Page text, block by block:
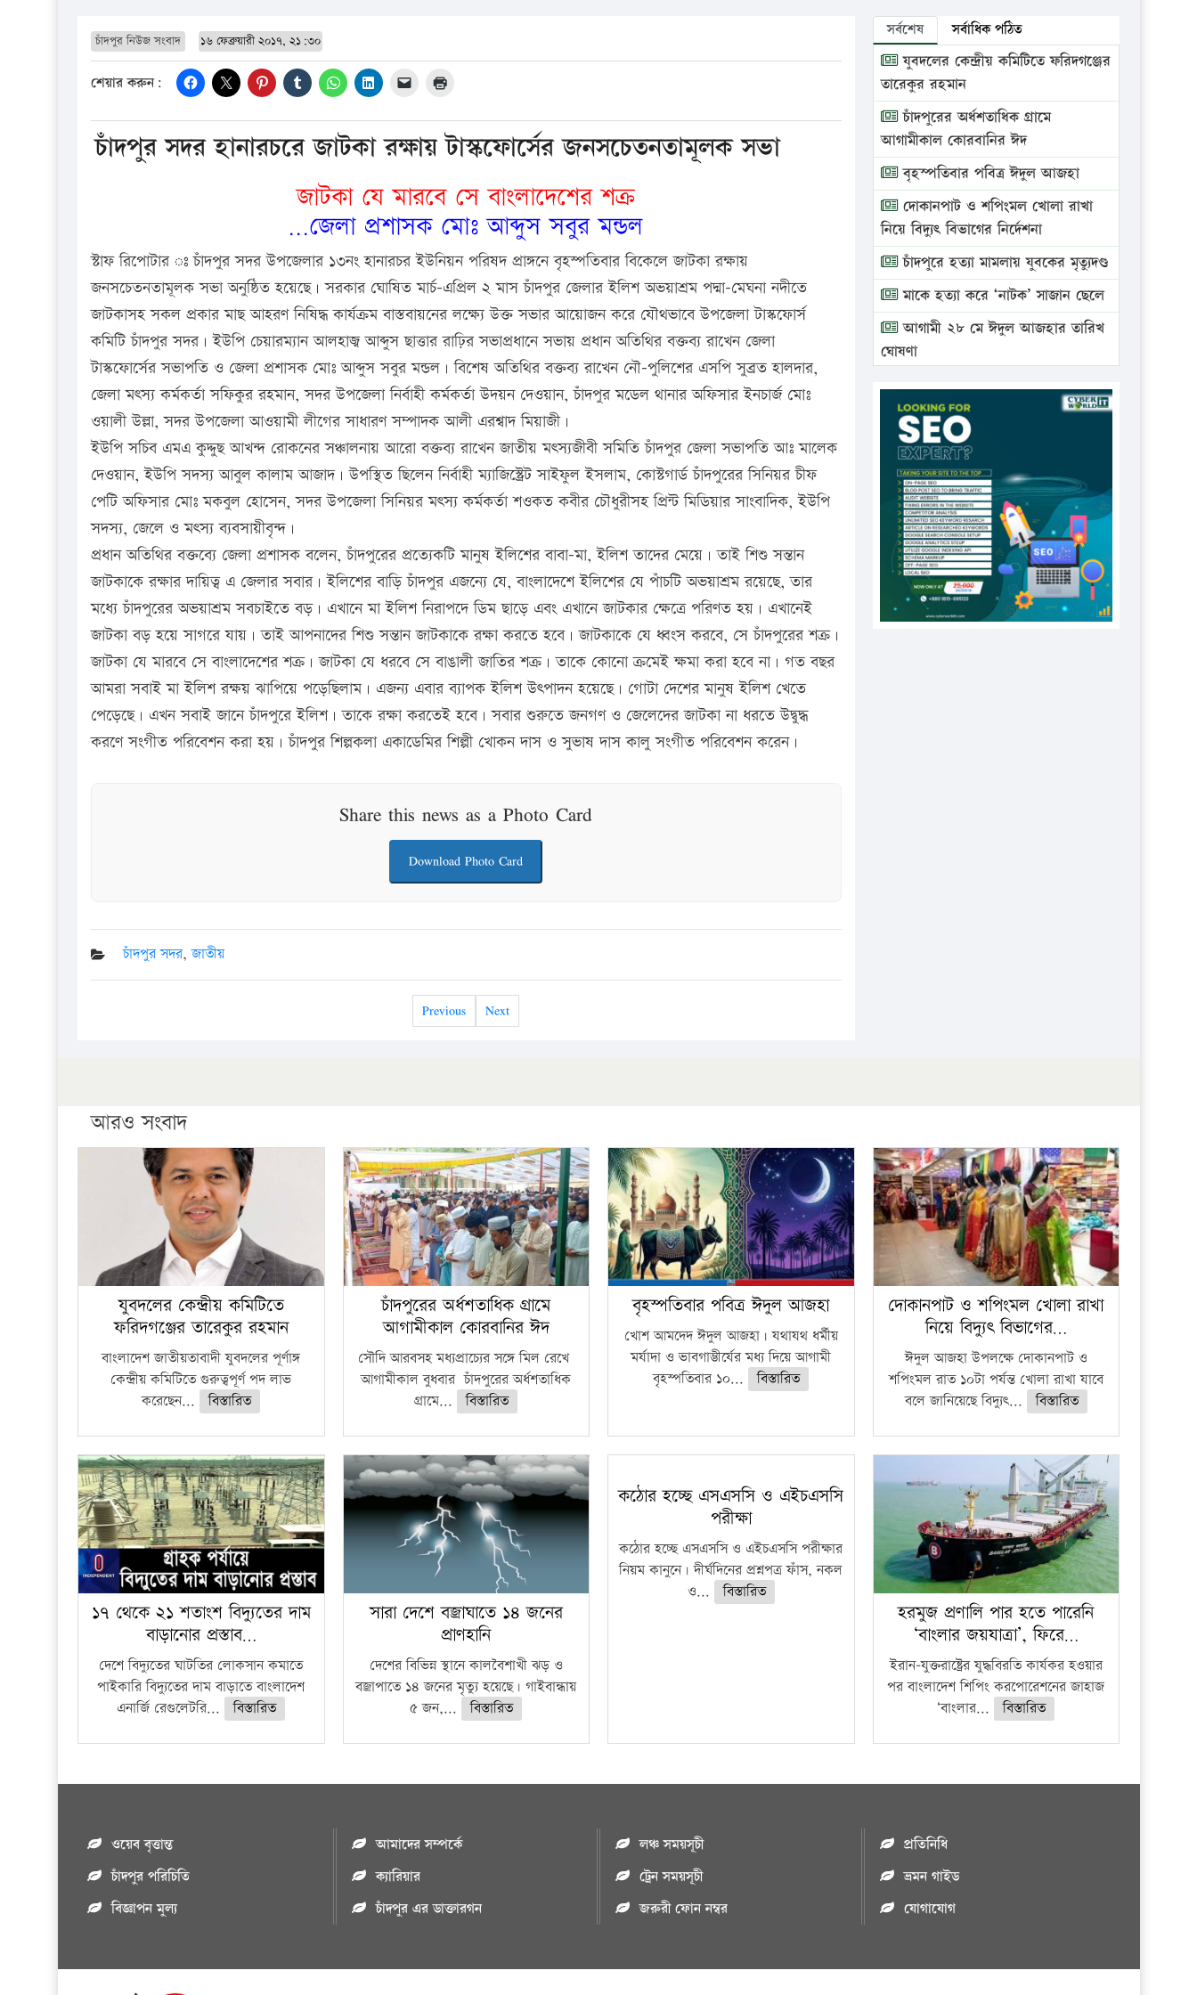
চাঁদপুর নিউজ সংবাদ ১৬ ফেব্রুয়ারী ২০১৭, ২১:৩০
শেয়ার করুন:
চাঁদপুর সদর হানারচরে জাটকা রক্ষায় টাস্কফোর্সের জনসচেতনতামূলক সভা
জাটকা যে মারবে সে বাংলাদেশের শক্র
…জেলা প্রশাসক মোঃ আব্দুস সবুর মন্ডল
স্টাফ রিপোটার ঃ চাঁদপুর সদর উপজেলার ১৩নং হানারচর ইউনিয়ন পরিষদ প্রাঙ্গনে বৃহস্পতিবার বিকেলে জাটকা রক্ষায়
জনসচেতনতামূলক সভা অনুষ্ঠিত হয়েছে। সরকার ঘোষিত মার্চ-এপ্রিল ২ মাস চাঁদপুর জেলার ইলিশ অভয়াশ্রম পদ্মা-মেঘনা নদীতে
জাটকাসহ সকল প্রকার মাছ আহরণ নিষিদ্ধ কার্যক্রম বাস্তবায়নের লক্ষ্যে উক্ত সভার আয়োজন করে যৌথভাবে উপজেলা টাস্কফোর্স
কমিটি চাঁদপুর সদর। ইউপি চেয়ারম্যান আলহাজ্ব আব্দুস ছাত্তার রাঢ়ির সভাপ্রধানে সভায় প্রধান অতিথির বক্তব্য রাখেন জেলা
টাস্কফোর্সের সভাপতি ও জেলা প্রশাসক মোঃ আব্দুস সবুর মন্ডল। বিশেষ অতিথির বক্তব্য রাখেন নৌ-পুলিশের এসপি সুব্রত হালদার,
জেলা মৎস্য কর্মকর্তা সফিকুর রহমান, সদর উপজেলা নির্বাহী কর্মকর্তা উদয়ন দেওয়ান, চাঁদপুর মডেল থানার অফিসার ইনচার্জ মোঃ
ওয়ালী উল্লা, সদর উপজেলা আওয়ামী লীগের সাধারণ সম্পাদক আলী এরশ্বাদ মিয়াজী।
ইউপি সচিব এমএ কুদ্দুছ আখন্দ রোকনের সঞ্চালনায় আরো বক্তব্য রাখেন জাতীয় মৎস্যজীবী সমিতি চাঁদপুর জেলা সভাপতি আঃ মালেক
দেওয়ান, ইউপি সদস্য আবুল কালাম আজাদ। উপস্থিত ছিলেন নির্বাহী ম্যাজিস্ট্রেট সাইফুল ইসলাম, কোস্টগার্ড চাঁদপুরের সিনিয়র চীফ
পেটি অফিসার মোঃ মকবুল হোসেন, সদর উপজেলা সিনিয়র মৎস্য কর্মকর্তা শওকত কবীর চৌধুরীসহ প্রিন্ট মিডিয়ার সাংবাদিক, ইউপি
সদস্য, জেলে ও মৎস্য ব্যবসায়ীবৃন্দ।
প্রধান অতিথির বক্তব্যে জেলা প্রশাসক বলেন, চাঁদপুরের প্রত্যেকটি মানুষ ইলিশের বাবা-মা, ইলিশ তাদের মেয়ে। তাই শিশু সন্তান
জাটকাকে রক্ষার দায়িত্ব এ জেলার সবার। ইলিশের বাড়ি চাঁদপুর এজন্যে যে, বাংলাদেশে ইলিশের যে পাঁচটি অভয়াশ্রম রয়েছে, তার
মধ্যে চাঁদপুরের অভয়াশ্রম সবচাইতে বড়। এখানে মা ইলিশ নিরাপদে ডিম ছাড়ে এবং এখানে জাটকার ক্ষেত্রে পরিণত হয়। এখানেই
জাটকা বড় হয়ে সাগরে যায়। তাই আপনাদের শিশু সন্তান জাটকাকে রক্ষা করতে হবে। জাটকাকে যে ধ্বংস করবে, সে চাঁদপুরের শক্র।
জাটকা যে মারবে সে বাংলাদেশের শক্র। জাটকা যে ধরবে সে বাঙালী জাতির শক্র। তাকে কোনো ক্রমেই ক্ষমা করা হবে না। গত বছর
আমরা সবাই মা ইলিশ রক্ষয় ঝাপিয়ে পড়েছিলাম। এজন্য এবার ব্যাপক ইলিশ উৎপাদন হয়েছে। গোটা দেশের মানুষ ইলিশ খেতে
পেড়েছে। এখন সবাই জানে চাঁদপুরে ইলিশ। তাকে রক্ষা করতেই হবে। সবার শুরুতে জনগণ ও জেলেদের জাটকা না ধরতে উদ্বুদ্ধ
করণে সংগীত পরিবেশন করা হয়। চাঁদপুর শিল্পকলা একাডেমির শিল্পী খোকন দাস ও সুভাষ দাস কালু সংগীত পরিবেশন করেন।
Share this news as a Photo Card
Download Photo Card
চাঁদপুর সদর,জাতীয়
Previous Next
সর্বশেষ সর্বাধিক পঠিত
যুবদলের কেন্দ্রীয় কমিটিতে ফরিদগঞ্জের
তারেকুর রহমান
চাঁদপুরের অর্ধশতাধিক গ্রামে
আগামীকাল কোরবানির ঈদ
বৃহস্পতিবার পবিত্র ঈদুল আজহা
দোকানপাট ও শপিংমল খোলা রাখা
নিয়ে বিদ্যুৎ বিভাগের নির্দেশনা
চাঁদপুরে হত্যা মামলায় যুবকের মৃত্যুদণ্ড
মাকে হত্যা করে ‘নাটক’ সাজান ছেলে
আগামী ২৮ মে ঈদুল আজহার তারিখ
ঘোষণা
ভ্রাম্যমাণ আদালতে দুইটি প্রতিষ্ঠানকে
প্রতিষ্ঠানকে ৪০হাজার টাকা জরিমানা।
এবার লঞ্চের ভাড়া বাড়ল
১৭ থেকে ২১ শতাংশ বিদ্যুতের দাম
বাড়ানোর প্রস্তাব পিডিবির
১৬ মে চাঁদপুর ও ২৫ মে ফেনী সফরে
যাবেন প্রধানমন্ত্রী
উচ্চশিক্ষায় গৌরবময় অর্জন: পূর্ণ
স্কলারশিপে যুক্তরাষ্ট্রে পিএইচডি করছেন
আরও সংবাদ
যুবদলের কেন্দ্রীয় কমিটিতে
ফরিদগঞ্জের তারেকুর রহমান
বাংলাদেশ জাতীয়তাবাদী যুবদলের পূর্ণাঙ্গ
কেন্দ্রীয় কমিটিতে গুরুত্বপূর্ণ পদ লাভ
করেছেন...
বিস্তারিত
চাঁদপুরের অর্ধশতাধিক গ্রামে
আগামীকাল কোরবানির ঈদ
সৌদি আরবসহ মধ্যপ্রাচ্যের সঙ্গে মিল রেখে
আগামীকাল বুধবার চাঁদপুরের অর্ধশতাধিক
গ্রামে...
বিস্তারিত
বৃহস্পতিবার পবিত্র ঈদুল আজহা
খোশ আমদেদ ঈদুল আজহা। যথাযথ ধর্মীয়
মর্যাদা ও ভাবগাম্ভীর্যের মধ্য দিয়ে আগামী
বৃহস্পতিবার ১০...
বিস্তারিত
দোকানপাট ও শপিংমল খোলা রাখা
নিয়ে বিদ্যুৎ বিভাগের…
ঈদুল আজহা উপলক্ষে দোকানপাট ও
শপিংমল রাত ১০টা পর্যন্ত খোলা রাখা যাবে
বলে জানিয়েছে বিদ্যুৎ...
বিস্তারিত
১৭ থেকে ২১ শতাংশ বিদ্যুতের দাম
বাড়ানোর প্রস্তাব…
দেশে বিদ্যুতের ঘাটতির লোকসান কমাতে
পাইকারি বিদ্যুতের দাম বাড়াতে বাংলাদেশ
এনার্জি রেগুলেটরি...
বিস্তারিত
সারা দেশে বজ্রাঘাতে ১৪ জনের
প্রাণহানি
দেশের বিভিন্ন স্থানে কালবৈশাখী ঝড় ও
বজ্রাপাতে ১৪ জনের মৃত্যু হয়েছে। গাইবান্ধায়
৫ জন,...
বিস্তারিত
কঠোর হচ্ছে এসএসসি ও এইচএসসি
পরীক্ষা
কঠোর হচ্ছে এসএসসি ও এইচএসসি পরীক্ষার
নিয়ম কানুনে। দীর্ঘদিনের প্রশ্নপত্র ফাঁস, নকল
ও...
বিস্তারিত
হরমুজ প্রণালি পার হতে পারেনি
‘বাংলার জয়যাত্রা’, ফিরে…
ইরান-যুক্তরাষ্ট্রের যুদ্ধবিরতি কার্যকর হওয়ার
পর বাংলাদেশ শিপিং করপোরেশনের জাহাজ
‘বাংলার...
বিস্তারিত
ওয়েব বৃত্তান্ত
চাঁদপুর পরিচিতি
বিজ্ঞাপন মুল্য
আমাদের সম্পর্কে
ক্যারিয়ার
চাঁদপুর এর ডাক্তারগন
লঞ্চ সময়সূচী
ট্রেন সময়সূচী
জরুরী ফোন নম্বর
প্রতিনিধি
ভ্রমন গাইড
যোগাযোগ